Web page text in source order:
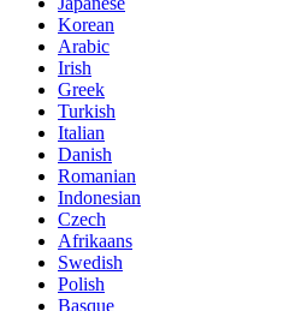
Korean
Arabic
Irish
Greek
Turkish
Italian
Danish
Romanian
Indonesian
Czech
Afrikaans
Swedish
Polish
Basque